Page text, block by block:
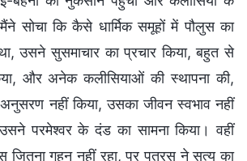
मैंने सोचा कि कैसे धार्मिक समूहों में पौलुस का
उसने सुसमाचार का प्रचार किया, बहुत से
और अनेक कलीसियाओं की स्थापना की,
नहीं किया, उसका जीवन स्वभाव नहीं
परमेश्वर के दंड का सामना किया। वहीं
जितना गहन नहीं रहा, पर पतरस ने सत्य का